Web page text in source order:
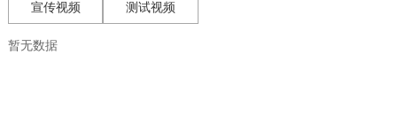
宣传视频 测试视频
暂无数据